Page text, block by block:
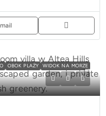
OBOK PLAŻY WIDOK NA MORZE